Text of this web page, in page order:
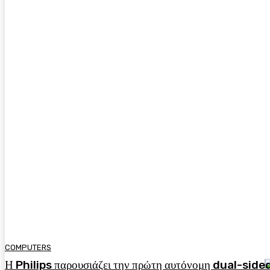
COMPUTERS
Η Philips παρουσιάζει την πρώτη αυτόνομη dual-